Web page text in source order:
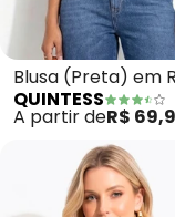
Blusa (Preta) em
Canelada
QUINTESS
A partir deR$